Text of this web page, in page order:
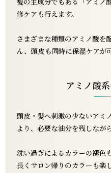
修ケアも行えます。
さまざまな種類のアミノ酸を
ん、頭皮も同時に保湿ケアが
アミノ酸
頭皮・髪へ刺激の少ないアミ
より、必要な油分を残しなが
洗い過ぎによるカラーの褪色
長くサロン帰りのカラーも楽